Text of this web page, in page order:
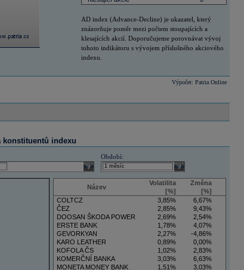
AD index (Advance-Decline) je ukazatel, který
znázorňuje poměr mezi počtem stoupajících a
klesajících akcií. Doporučujeme porovnávat vývoj
tohoto indikátoru s vývojem příslušného akciového
indexu.
Výpočet: Patria Online
indexu
select
Období:
select
Název
Volatilita
[%]
Změna
[%]
COLTCZ
3,85%
6,67%
ČEZ
2,85%
9,43%
DOOSAN ŠKODA POWER
2,69%
2,54%
ERSTE BANK
1,78%
4,07%
GEVORKYAN
2,27%
-4,86%
KARO LEATHER
0,89%
0,00%
KOFOLA ČS
1,02%
2,83%
KOMERČNÍ BANKA
3,03%
6,63%
MONETA MONEY BANK
1,51%
3,03%